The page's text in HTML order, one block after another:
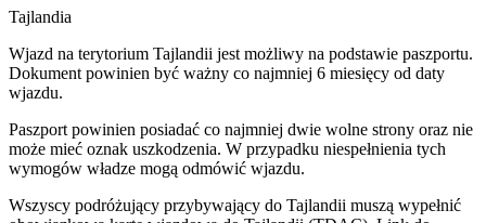
Tajlandia
Wjazd na terytorium Tajlandii jest możliwy na podstawie paszportu.
Dokument powinien być ważny co najmniej 6 miesięcy od daty
wjazdu.
Paszport powinien posiadać co najmniej dwie wolne strony oraz nie
może mieć oznak uszkodzenia. W przypadku niespełnienia tych
wymogów władze mogą odmówić wjazdu.
Wszyscy podróżujący przybywający do Tajlandii muszą wypełnić